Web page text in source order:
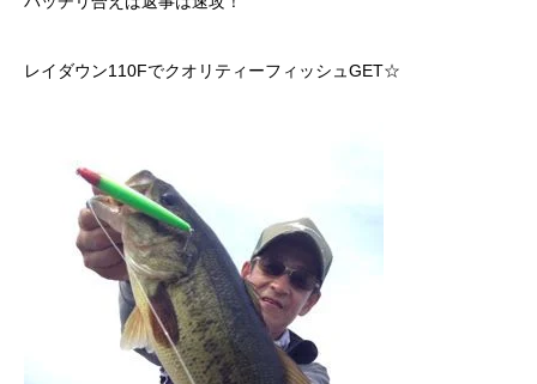
レイダウン110FでクオリティーフィッシュGET☆